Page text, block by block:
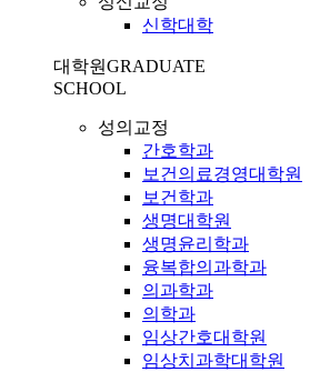
신학대학
대학원GRADUATE
SCHOOL
성의교정
간호학과
보건의료경영대학원
보건학과
생명대학원
생명윤리학과
융복합의과학과
의과학과
의학과
임상간호대학원
임상치과학대학원